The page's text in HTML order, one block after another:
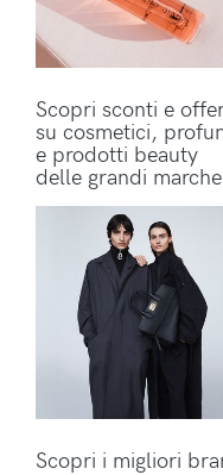
Scopri sconti e
su cosmetici,
e prodotti beauty
delle grandi marche
Scopri i migliori